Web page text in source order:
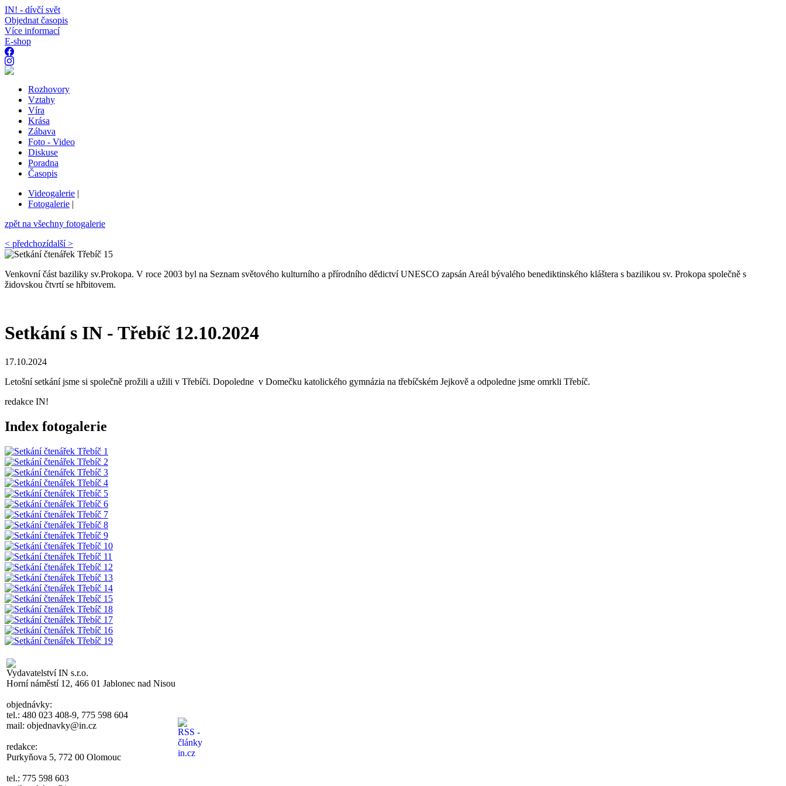
IN! - dívčí svět
Objednat časopis
Více informací
E-shop
Rozhovory
Vztahy
Víra
Krása
Zábava
Foto - Video
Diskuse
Poradna
Časopis
Videogalerie |
Fotogalerie |
zpět na všechny fotogalerie
< předchozídalší >
Venkovní část baziliky sv.Prokopa. V roce 2003 byl na Seznam světového kulturního a přírodního dědictví UNESCO zapsán Areál bývalého benediktinského kláštera s bazilikou sv. Prokopa společně s
židovskou čtvrtí se hřbitovem.
Setkání s IN - Třebíč 12.10.2024
17.10.2024
Letošní setkání jsme si společně prožili a užili v Třebíči. Dopoledne v Domečku katolického gymnázia na třebíčském Jejkově a odpoledne jsme omrkli Třebíč.
redakce IN!
Index fotogalerie
Vydavatelství IN s.r.o.
Horní náměstí 12, 466 01 Jablonec nad Nisou
objednávky:
tel.: 480 023 408-9, 775 598 604
mail: objednavky@in.cz
redakce:
Purkyňova 5, 772 00 Olomouc
tel.: 775 598 603